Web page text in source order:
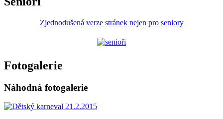
Zjednodušená verze stránek nejen pro seniory
Fotogalerie
Náhodná fotogalerie